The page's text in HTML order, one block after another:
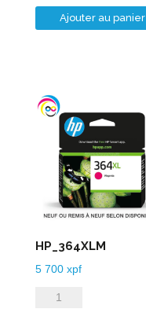
de
HP_364XLB
Ajouter au panier
HP_364XLM
5 700 xpf
quantité